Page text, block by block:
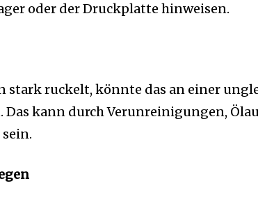
oder der Druckplatte hinweisen.
stark ruckelt, könnte das an einer
kann durch Verunreinigungen,